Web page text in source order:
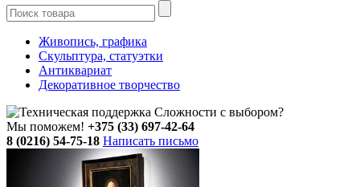
Живопись, графика
Скульптура, статуэтки
Антиквариат
Декоративное творчество
Сложности с выбором?
Мы поможем! +375 (33) 697-42-64
8 (0216) 54-75-18 Написать письмо